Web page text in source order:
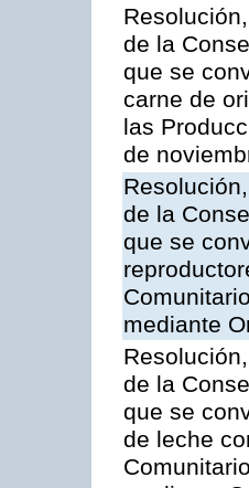
de la
que se
carne de
las
de
de la
que se
mediante
de la
que se
de leche